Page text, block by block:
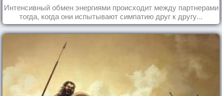
Интенсивный обмен энергиями происходит между партнерами
тогда, когда они испытывают симпатию друг к другу...